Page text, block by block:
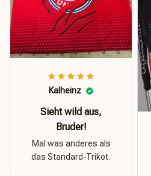
Kalheinz
Sieht wild aus,
Bruder!
Mal was anderes als
das Standard-Trikot.